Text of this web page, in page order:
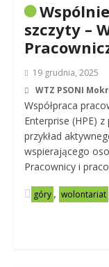
szczyty –
19 grudnia, 2025
WTZ PSONI
Współpraca
Enterprise (HPE)
przykład
wspierającego
Pracownicy i
góry , wolontariat